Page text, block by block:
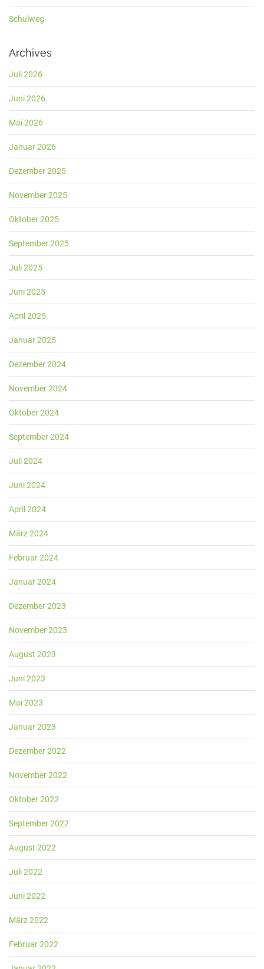
Schulweg
Archives
Juli 2026
Juni 2026
Mai 2026
Januar 2026
Dezember 2025
November 2025
Oktober 2025
September 2025
Juli 2025
Juni 2025
April 2025
Januar 2025
Dezember 2024
November 2024
Oktober 2024
September 2024
Juli 2024
Juni 2024
April 2024
März 2024
Februar 2024
Januar 2024
Dezember 2023
November 2023
August 2023
Juni 2023
Mai 2023
Januar 2023
Dezember 2022
November 2022
Oktober 2022
September 2022
August 2022
Juli 2022
Juni 2022
März 2022
Februar 2022